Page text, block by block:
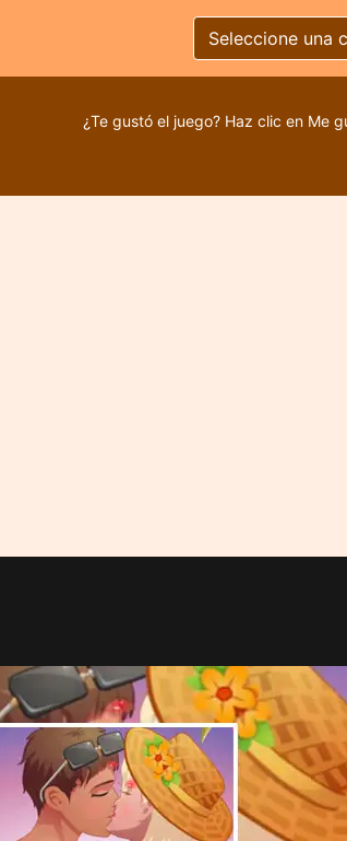
Seleccione una
¿Te gustó el juego? Haz clic en Me